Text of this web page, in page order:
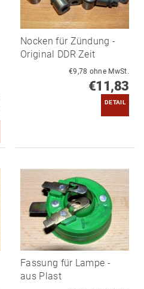
Nocken für Zündung -
Original DDR Zeit
€9,78 ohne MwSt.
€11,83
DETAIL
Fassung für Lampe -
aus Plast